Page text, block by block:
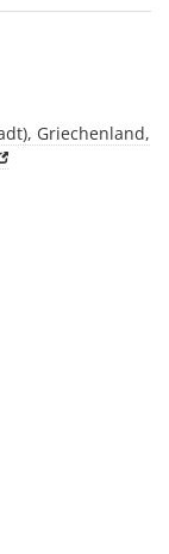
Griechenland,